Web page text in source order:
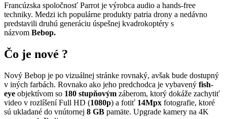
Francúzska spoločnosť Parrot je výrobca audio a hands-free
techniky. Medzi ich populárne produkty patria drony a nedávno
predstavili druhú generáciu úspešnej kvadrokoptéry s
názvom Bebop.
Čo je nové ?
Nový Bebop je po vizuálnej stránke rovnaký, avšak bude dostupný
v iných farbách. Rovnako ako jeho predchodca je vybavený fish-
eye objektívom so 180 stupňovým záberom, ktorý dokáže zachytiť
video v rozlíšení Full HD (1080p) a fotiť 14Mpx fotografie, ktoré
sú ukladané do vnútornej 8 GB pamäte. Upgrade kamery na 4K